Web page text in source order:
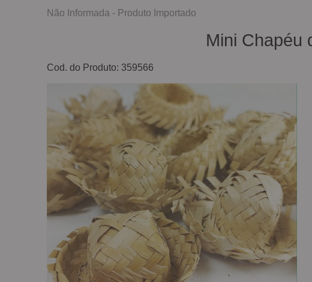
contato@welban.com.br
Segunda à sexta - 08:30h às
09:00h às 14:00h
Não Informada - Produto Importado
Mini Chapéu
Cod. do Produto: 359566